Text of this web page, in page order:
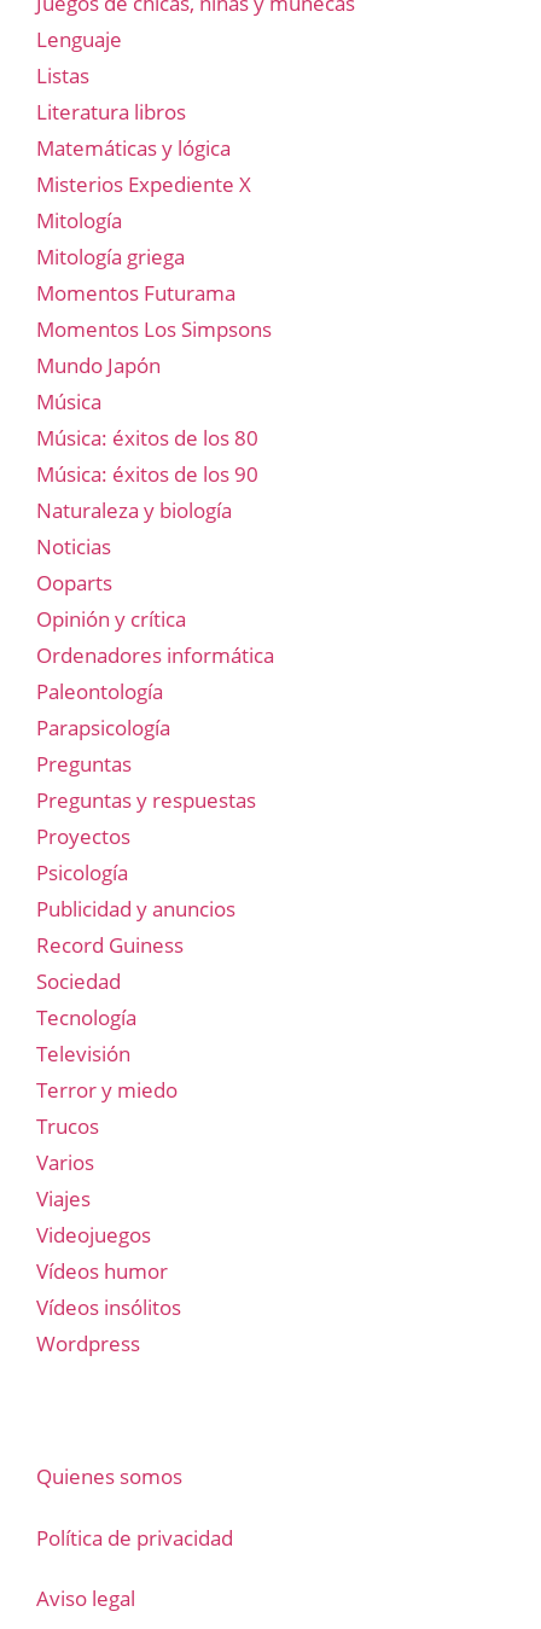
Lenguaje
Listas
Literatura libros
Matemáticas y lógica
Misterios Expediente X
Mitología
Mitología griega
Momentos Futurama
Momentos Los Simpsons
Mundo Japón
Música
Música: éxitos de los 80
Música: éxitos de los 90
Naturaleza y biología
Noticias
Ooparts
Opinión y crítica
Ordenadores informática
Paleontología
Parapsicología
Preguntas
Preguntas y respuestas
Proyectos
Psicología
Publicidad y anuncios
Record Guiness
Sociedad
Tecnología
Televisión
Terror y miedo
Trucos
Varios
Viajes
Videojuegos
Vídeos humor
Vídeos insólitos
Wordpress
Quienes somos
Política de privacidad
Aviso legal